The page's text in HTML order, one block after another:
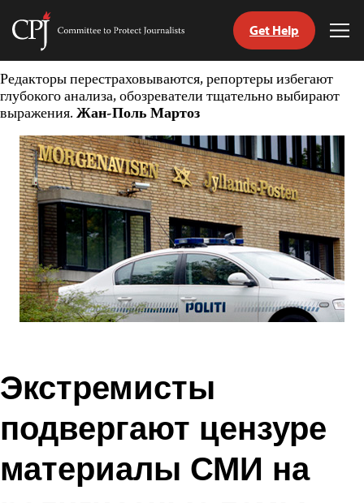
Skip
to
content
Committee
Journalists
Get Help
Редакторы перестраховываются, репортеры избегают
глубокого анализа, обозреватели тщательно выбирают
выражения.Жан-Поль Мартоз
Экстремисты
подвергают цензуре
материалы СМИ на